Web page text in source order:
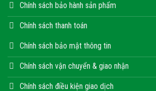
Chính sách bảo hành sản phẩm
Chính sách thanh toán
Chính sách bảo mật thông tin
Chính sách vận chuyển & giao nhận
Chính sách điều kiện giao dịch